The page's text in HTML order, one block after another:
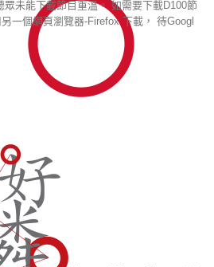
眾未能下載節目重溫。 如需要下載D100節
一個網頁瀏覽器-Firefox 下載， 待Googl